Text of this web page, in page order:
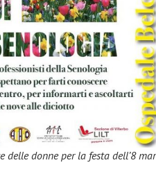
delle donne per la festa dell’8